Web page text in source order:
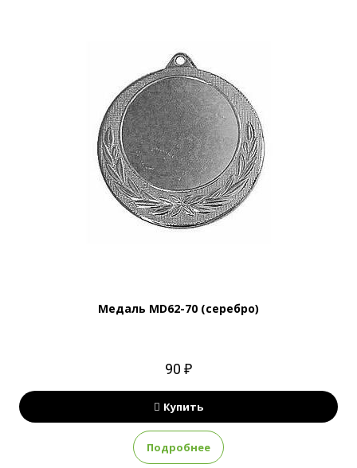
Медаль MD62-70 (серебро)
90 ₽
Купить
Подробнее